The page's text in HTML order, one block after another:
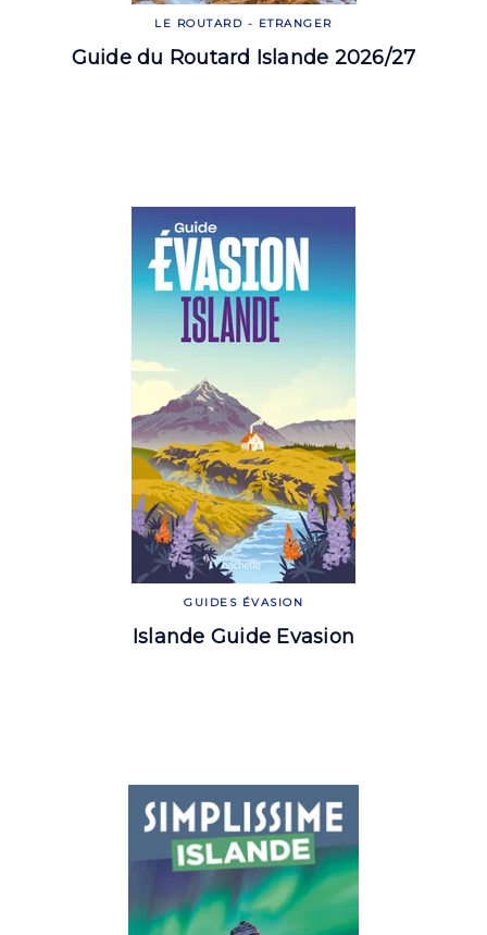
LE ROUTARD - ETRANGER
Guide du Routard Islande 2026/27
GUIDES ÉVASION
Islande Guide Evasion